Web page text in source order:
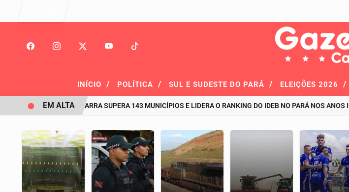
INÍCIO / POLÍTICA / SUL E SUDESTE DO PARÁ / ELEIÇÕES 2026 /
HISTÓRICO: PIÇARRA SUPERA 143 MUNICÍPIOS E LIDERA O RANKING DO IDEB NO PARÁ NOS ANOS INICIAIS
EM ALTA